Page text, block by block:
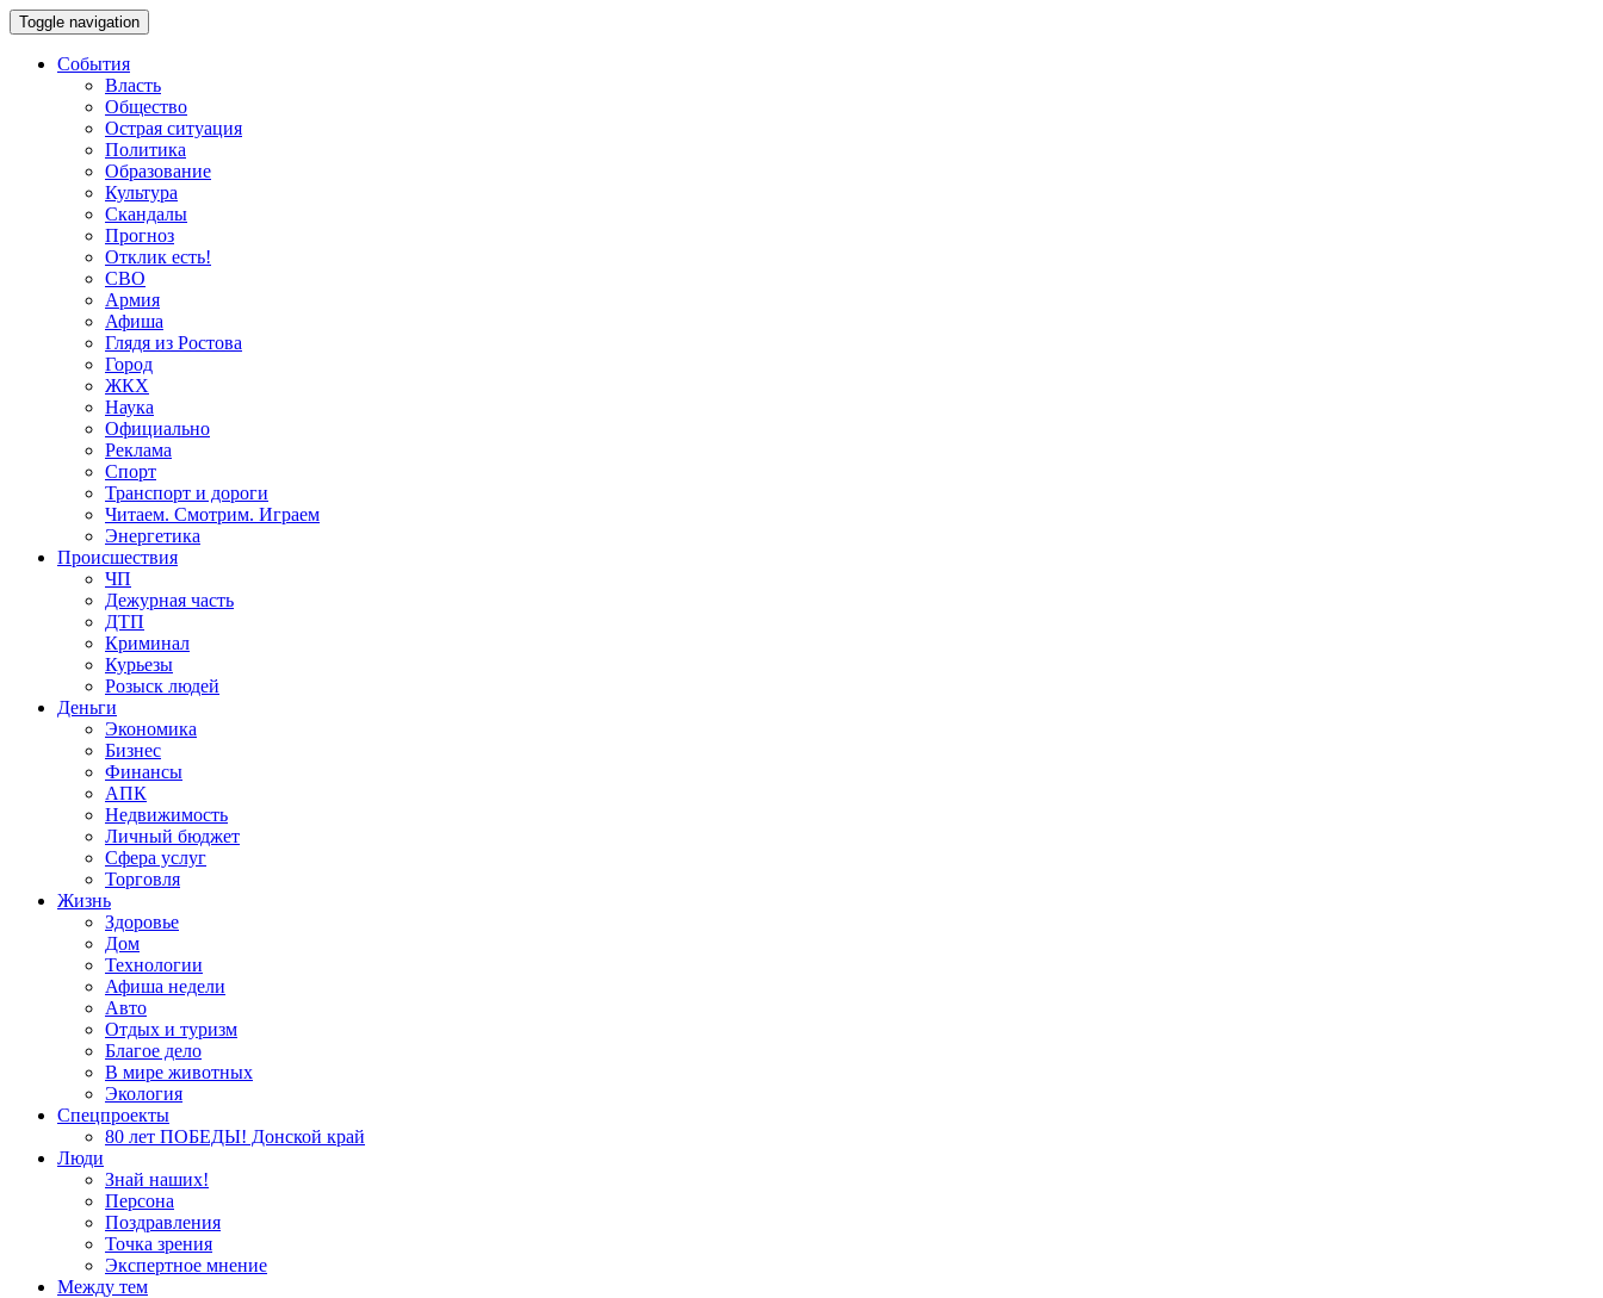
Toggle navigation
События
Власть
Общество
Острая ситуация
Политика
Образование
Культура
Скандалы
Прогноз
Отклик есть!
СВО
Армия
Афиша
Глядя из Ростова
Город
ЖКХ
Наука
Официально
Реклама
Спорт
Транспорт и дороги
Читаем. Смотрим. Играем
Энергетика
Происшествия
ЧП
Дежурная часть
ДТП
Криминал
Курьезы
Розыск людей
Деньги
Экономика
Бизнес
Финансы
АПК
Недвижимость
Личный бюджет
Сфера услуг
Торговля
Жизнь
Здоровье
Дом
Технологии
Афиша недели
Авто
Отдых и туризм
Благое дело
В мире животных
Экология
Спецпроекты
80 лет ПОБЕДЫ! Донской край
Люди
Знай наших!
Персона
Поздравления
Точка зрения
Экспертное мнение
Между тем